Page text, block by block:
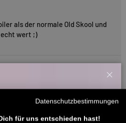
als der normale Old Skool und
wert ;)
man eigentlich nix falsch machen.
direkt per Mail zugeschickt.
Datenschutzbestimmungen
für uns entschieden hast!